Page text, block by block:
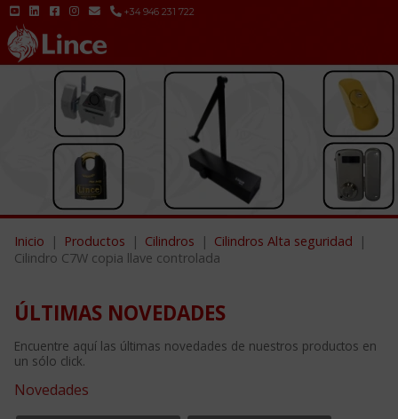
+34 946 231 722
Inicio Productos Cilindros
Cilindros Alta seguridad
Cilindro C7W copia llave controlada
ÚLTIMAS NOVEDADES
Encuentre aquí las últimas novedades de nuestros productos en
un sólo click.
Novedades